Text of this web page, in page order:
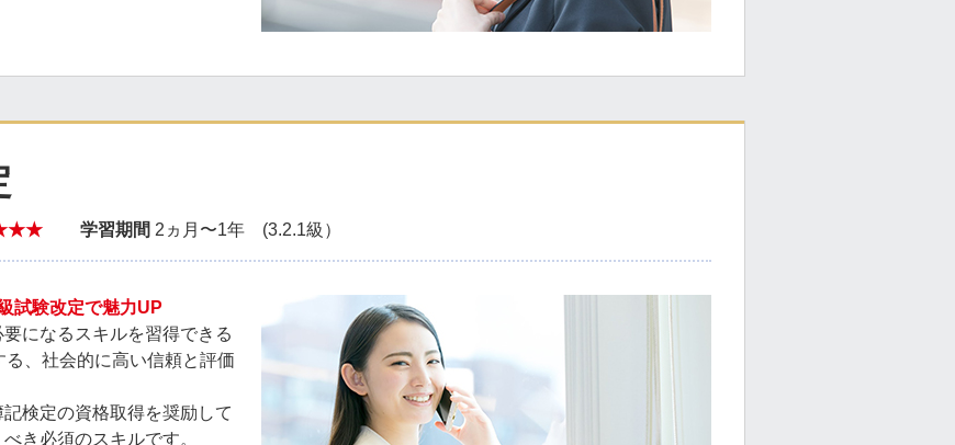
学習期間 2ヵ月〜1年 (3.2.1級）
試験改定で魅力UP
になるスキルを習得できる
、社会的に高い信頼と評価
検定の資格取得を奨励して
き必須のスキルです。